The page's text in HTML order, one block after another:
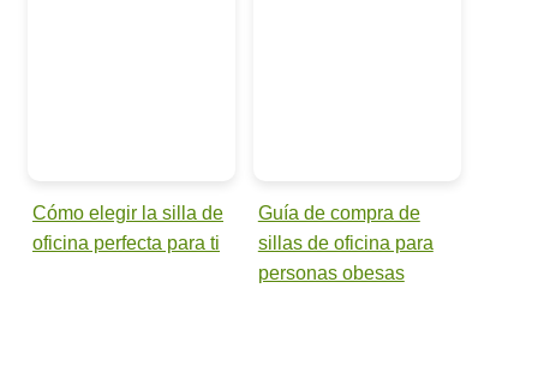
Cómo elegir la silla de
oficina perfecta para ti
Guía de compra de
sillas de oficina para
personas obesas